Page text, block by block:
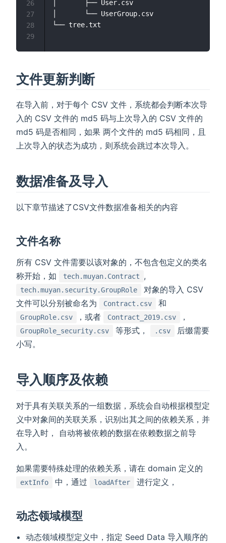
│       ├── User.csv
│       └── UserGroup.csv
└── tree.txt
26
27
28
29
文件更新判断
在导入前，对于每个 CSV 文件，系统都会判断本次导
入的 CSV 文件的 md5 码与上次导入的 CSV 文件的
md5 码是否相同，如果 两个文件的 md5 码相同，且
上次导入的状态为成功，则系统会跳过本次导入。
数据准备及导入
以下章节描述了CSV文件数据准备相关的内容
文件名称
所有 CSV 文件需要以该对象的，不包含包定义的类名
称开始，如
tech.muyan.Contract ,
tech.muyan.security.GroupRole
对象的导入 CSV
文件可以分别被命名为
Contract.csv 和
GroupRole.csv ，或者 Contract_2019.csv ，
GroupRole_security.csv 等形式， .csv
后缀需要
小写。
导入顺序及依赖
对于具有关联关系的一组数据，系统会自动根据模型定
义中对象间的关联关系，识别出其之间的依赖关系，并
在导入时， 自动将被依赖的数据在依赖数据之前导
入。
如果需要特殊处理的依赖关系，请在 domain 定义的
extInfo 中，通过 loadAfter 进行定义，
动态领域模型
动态领域模型定义中，指定 Seed Data 导入顺序的